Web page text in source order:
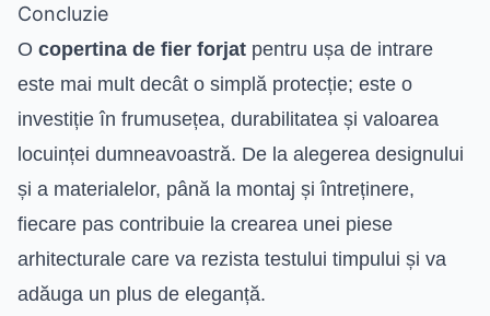
Concluzie
O copertina de fier forjat pentru ușa de intrare
este mai mult decât o simplă protecție; este o
investiție în frumusețea, durabilitatea și valoarea
locuinței dumneavoastră. De la alegerea designului
și a materialelor, până la montaj și întreținere,
fiecare pas contribuie la crearea unei piese
arhitecturale care va rezista testului timpului și va
adăuga un plus de eleganță.